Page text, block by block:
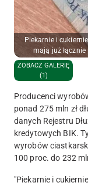
Piekarnie i
mają już łącznie
ZOBACZ GALERIĘ
(1)
Producenci
ponad 275 mln zł
danych Rejestru
kredytowych BIK.
wyrobów
100 proc. do 232
"Piekarnie i